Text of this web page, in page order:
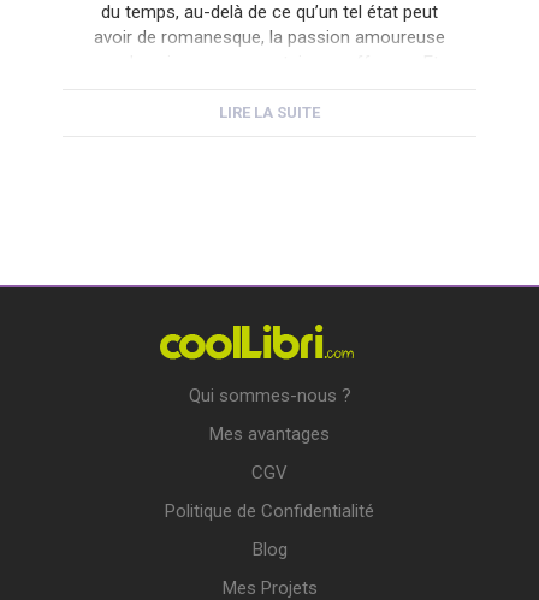
du temps, au-delà de ce qu’un tel état peut
avoir de romanesque, la passion amoureuse
LIRE LA SUITE
Qui sommes-nous ?
Mes avantages
CGV
Politique de Confidentialité
Blog
Mes Projets